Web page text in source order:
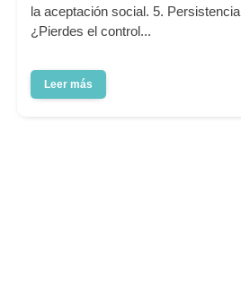
la aceptación social. 5.
¿Pierdes el control...
Leer más